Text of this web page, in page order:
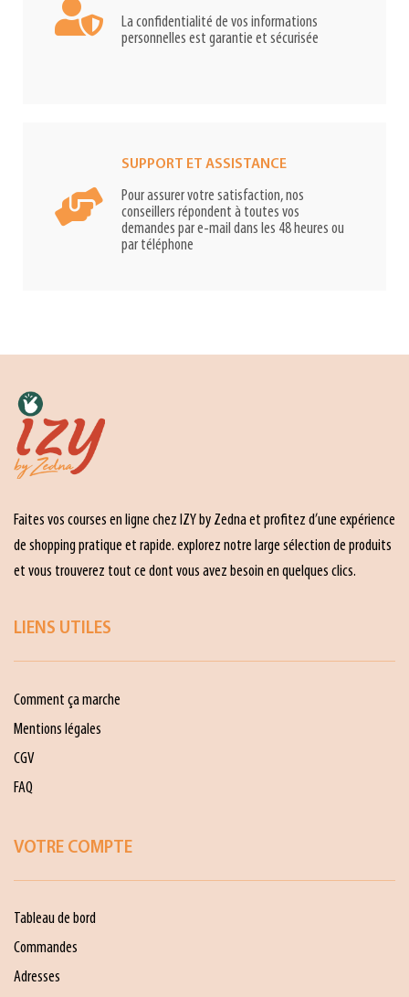
La confidentialité de vos informations
personnelles est garantie et sécurisée
SUPPORT ET ASSISTANCE
Pour assurer votre satisfaction, nos
conseillers répondent à toutes vos
demandes par e-mail dans les 48 heures ou
par téléphone
Faites vos courses en ligne chez IZY by Zedna et profitez d’une expérience
de shopping pratique et rapide. explorez notre large sélection de produits
et vous trouverez tout ce dont vous avez besoin en quelques clics.
LIENS UTILES
Comment ça marche
Mentions légales
CGV
FAQ
VOTRE COMPTE
Tableau de bord
Commandes
Adresses